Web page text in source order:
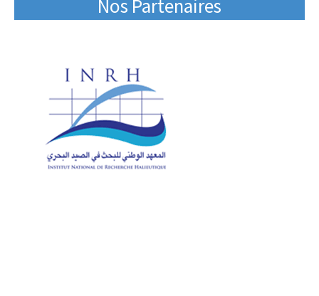
Nos Partenaires